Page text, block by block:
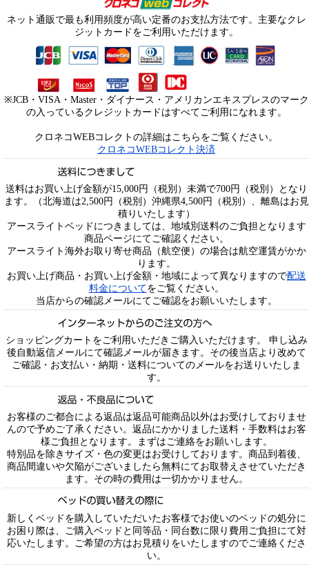
ネット通販で最も利用頻度が高い定番のお支払方法です。主要なクレ
ジットカードをご利用いただけます。
※JCB・VISA・Master・ダイナース・アメリカンエキスプレスのマーク
の入っているクレジットカードはすべてご利用になれます。
クロネコWEBコレクトの詳細はこちらをご覧ください。
クロネコWEBコレクト決済
送料はお買い上げ金額が15,000円（税別）未満で700円（税別）となり
ます。（北海道は2,500円（税別）沖縄県4,500円（税別）、離島はお見
積りいたします）
アースライトベッドにつきましては、地域別送料のご負担となります
商品ページにてご確認ください。
アースライト海外お取り寄せ商品（航空便）の場合は航空運賃がかか
ります。
お買い上げ商品・お買い上げ金額・地域によって異なりますので配送
料金についてをご覧ください。
当店からの確認メールにてご確認をお願いいたします。
ショッピングカートをご利用いただきご購入いただけます。 申し込み
後自動返信メールにて確認メールが届きます。その後当店より改めて
ご確認・お支払い・納期・送料についてのメールをお送りいたしま
す。
お客様のご都合による返品は返品可能商品以外はお受けしておりませ
んので予めご了承ください。返品にかかりました送料・手数料はお客
様ご負担となります。まずはご連絡をお願いします。
特別品を除きサイズ・色の変更はお受けしております。商品到着後、
商品間違いや欠陥がございましたら無料にてお取替えさせていただき
ます。その時の費用は一切かかりません。
新しくベッドを購入していただいたお客様でお使いのベッドの処分に
お困り際は、ご購入ベッドと同等品・同台数に限り費用ご負担にて対
応いたします。ご希望の方はお見積りをいたしますのでご連絡くださ
い。